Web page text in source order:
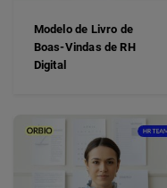
Modelo de Livro de
Boas-Vindas de RH
Digital